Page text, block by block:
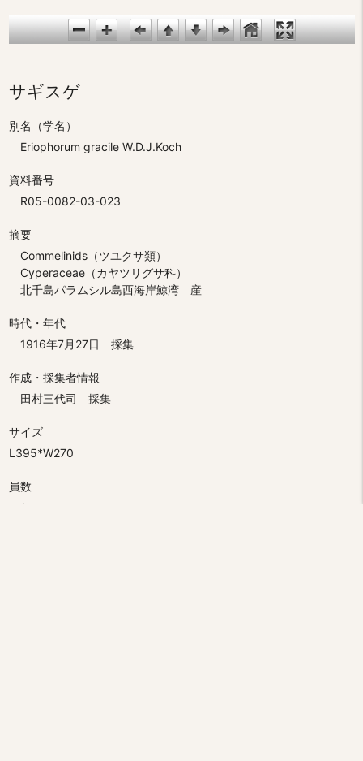
サギスゲ
別名（学名）
Eriophorum gracile W.D.J.Koch
資料番号
R05-0082-03-023
摘要
Commelinids（ツユクサ類）
Cyperaceae（カヤツリグサ科）
北千島パラムシル島西海岸鯨湾 産
時代・年代
1916年7月27日 採集
作成・採集者情報
田村三代司 採集
サイズ
L395*W270
員数
1